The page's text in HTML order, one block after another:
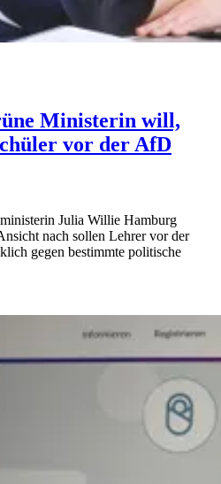
Ministerin will,
vor der AfD
Julia Willie Hamburg
nach sollen Lehrer vor der
gegen bestimmte politische